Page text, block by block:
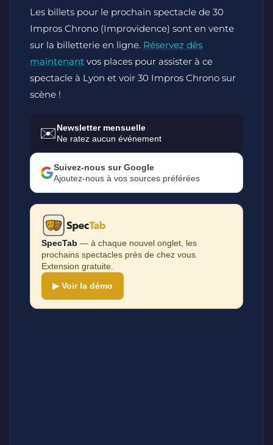
Les billets pour le prochain spectacle de 30
Impros Chrono (Improvidence) sont en vente
sur la billetterie en ligne. Réservez dès
maintenant vos places pour assister à ce
spectacle à Lyon et voir 30 Impros Chrono sur
scène !
✉️Newsletter mensuelle
Ne ratez aucun événement
Suivez-nous sur Google
Ajoutez-nous à vos sources préférées
SpecTab — à chaque nouvel onglet, les
prochains spectacles près de chez vous.
Extension gratuite.
▶ Voir la démo